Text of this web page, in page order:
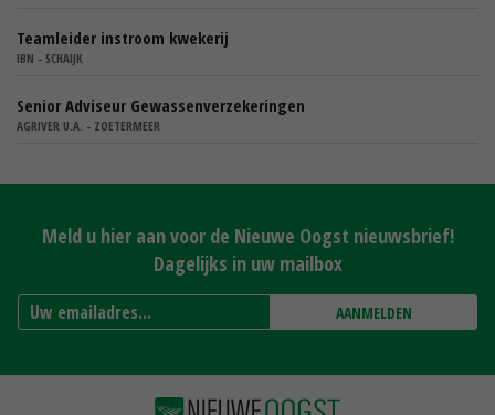
Teamleider instroom kwekerij
IBN - SCHAIJK
Senior Adviseur Gewassenverzekeringen
AGRIVER U.A. - ZOETERMEER
Meld u hier aan voor de Nieuwe Oogst nieuwsbrief!
Dagelijks in uw mailbox
AANMELDEN